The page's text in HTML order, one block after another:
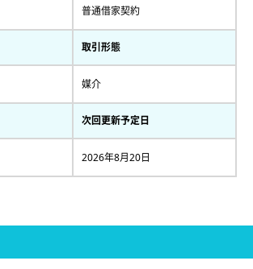
普通借家契約
取引形態
媒介
次回更新予定日
2026年8月20日